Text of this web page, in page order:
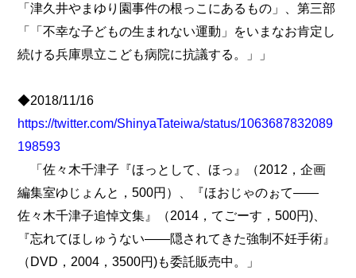
「津久井やまゆり園事件の根っこにあるもの」、第三部
「「不幸な子どもの生まれない運動」をいまなお肯定し
続ける兵庫県立こども病院に抗議する。」」
◆2018/11/16
https://twitter.com/ShinyaTateiwa/status/1063687832089
198593
「佐々木千津子『ほっとして、ほっ』（2012，企画
編集室ゆじょんと，500円）、『ほおじゃのぉて――
佐々木千津子追悼文集』（2014，てごーす，500円)、
『忘れてほしゅうない――隠されてきた強制不妊手術』
（DVD，2004，3500円)も委託販売中。」